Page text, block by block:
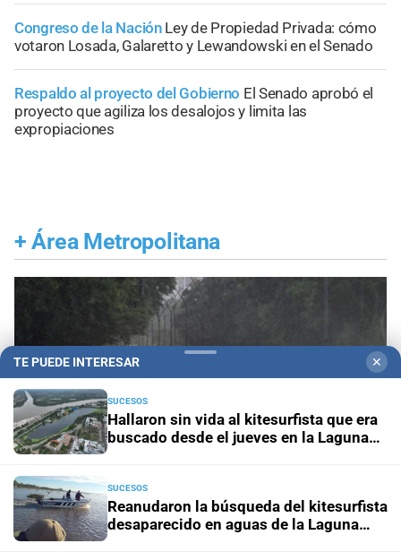
Congreso de la Nación Ley de Propiedad Privada: cómo
votaron Losada, Galaretto y Lewandowski en el Senado
Respaldo al proyecto del Gobierno El Senado aprobó el
proyecto que agiliza los desalojos y limita las
expropiaciones
+ Área Metropolitana
TE PUEDE INTERESAR ✕
SUCESOS
Hallaron sin vida al kitesurfista que era
buscado desde el jueves en la Laguna
SUCESOS
Reanudaron la búsqueda del kitesurfista
desaparecido en aguas de la Laguna